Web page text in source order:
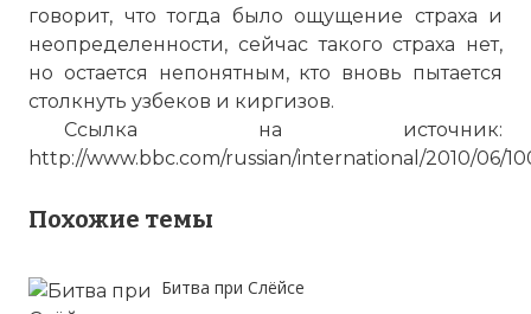
говорит, что тогда было ощущение страха и
неопределенности, сейчас такого страха нет,
но остается непонятным, кто вновь пытается
столкнуть узбеков и киргизов.
Ссылка на источник:
http://www.bbc.com/russian/international/2010/06/
Похожие темы
Битва при Слёйсе